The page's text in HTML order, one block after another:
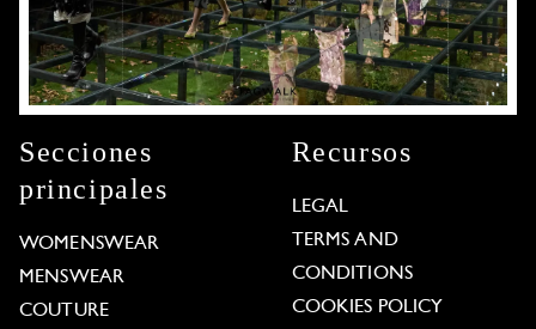
Secciones
principales
WOMENSWEAR
MENSWEAR
COUTURE
Recursos
LEGAL
TERMS AND
CONDITIONS
COOKIES POLICY